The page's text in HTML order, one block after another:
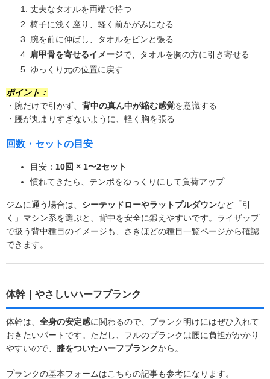
丈夫なタオルを両端で持つ
椅子に浅く座り、軽く前かがみになる
腕を前に伸ばし、タオルをピンと張る
肩甲骨を寄せるイメージで、タオルを胸の方に引き寄せる
ゆっくり元の位置に戻す
ポイント：
・腕だけで引かず、 背中の真ん中が縮む感覚を意識する
・腰が丸まりすぎないように、軽く胸を張る
回数・セットの目安
目安： 10回 × 1〜2セット
慣れてきたら、テンポをゆっくりにして負荷アップ
ジムに通う場合は、 シーテッドローやラットプルダウンなど「引
く」マシン系を選ぶと、背中を安全に鍛えやすいです。ライザップ
で扱う背中種目のイメージも、さきほどの種目一覧ページから確認
できます。
体幹｜やさしいハーフプランク
体幹は、 全身の安定感に関わるので、ブランク明けにはぜひ入れて
おきたいパートです。ただし、フルのプランクは腰に負担がかかり
やすいので、 膝をついたハーフプランクから。
プランクの基本フォームはこちらの記事も参考になります。